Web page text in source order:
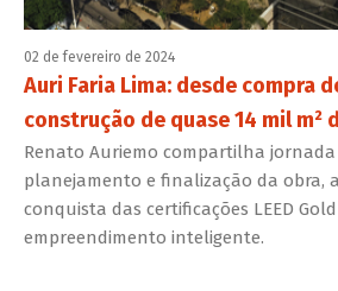
02 de fevereiro de 2024
Auri Faria Lima: desde compra
construção de quase 14 mil m²
Renato Auriemo compartilha
planejamento e finalização da obra,
conquista das certificações LEED Gold
empreendimento inteligente.